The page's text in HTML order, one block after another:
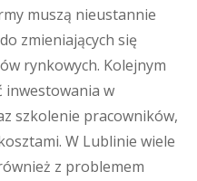
muszą nieustannie
zmieniających się
rynkowych. Kolejnym
inwestowania w
szkolenie pracowników,
W Lublinie wiele
z problemem